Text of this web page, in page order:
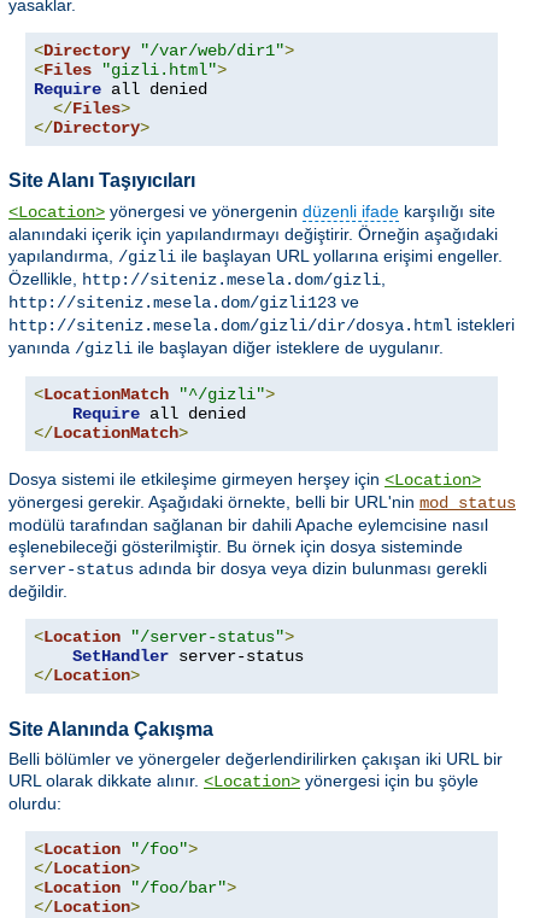
yasaklar.
<Directory "/var/web/dir1">
<Files "gizli.html">
Require all denied
</Files>
</Directory>
Site Alanı Taşıyıcıları
<Location> yönergesi ve yönergenin düzenli ifade karşılığı site
alanındaki içerik için yapılandırmayı değiştirir. Örneğin aşağıdaki
yapılandırma, /gizli ile başlayan URL yollarına erişimi engeller.
Özellikle,
http://siteniz.mesela.dom/gizli
http://siteniz.mesela.dom/gizli123 ve
http://siteniz.mesela.dom/gizli/dir/dosya.html istekleri
yanında /gizli ile başlayan diğer isteklere de uygulanır.
<LocationMatch "^/gizli">
Require
</LocationMatch>
Dosya sistemi ile etkileşime girmeyen herşey için <Location>
yönergesi gerekir. Aşağıdaki örnekte, belli bir URL'nin mod_status
modülü tarafından sağlanan bir dahili Apache eylemcisine nasıl
eşlenebileceği gösterilmiştir. Bu örnek için dosya sisteminde
server-status adında bir dosya veya dizin bulunması gerekli
değildir.
<Location "/server-status">
SetHandler
</Location>
Site Alanında Çakışma
Belli bölümler ve yönergeler değerlendirilirken çakışan iki URL bir
URL olarak dikkate alınır. <Location> yönergesi için bu şöyle
olurdu:
<Location "/foo">
</Location>
<Location "/foo/bar">
</Location>